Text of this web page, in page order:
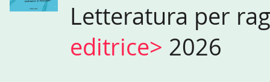
Letteratura per
editrice> 2026